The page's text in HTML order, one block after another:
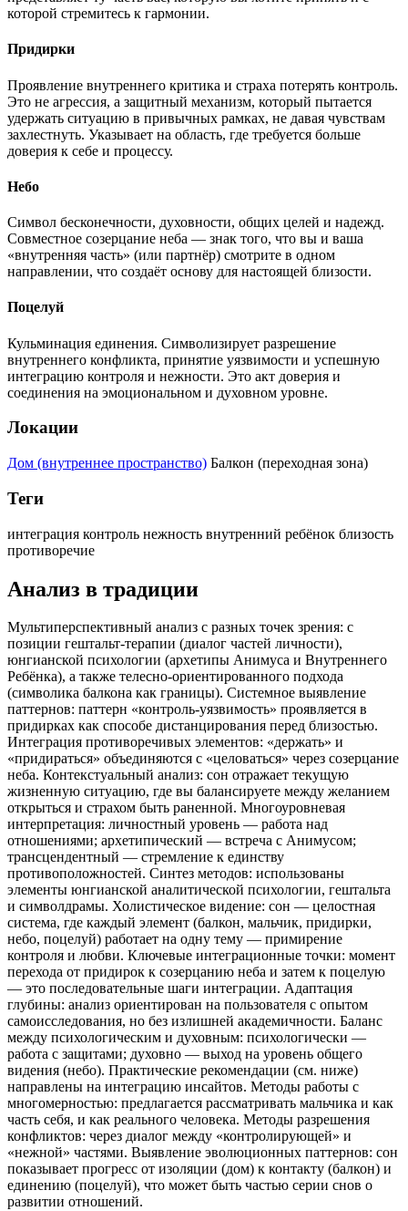
которой стремитесь к гармонии.
Придирки
Проявление внутреннего критика и страха потерять контроль.
Это не агрессия, а защитный механизм, который пытается
удержать ситуацию в привычных рамках, не давая чувствам
захлестнуть. Указывает на область, где требуется больше
доверия к себе и процессу.
Небо
Символ бесконечности, духовности, общих целей и надежд.
Совместное созерцание неба — знак того, что вы и ваша
«внутренняя часть» (или партнёр) смотрите в одном
направлении, что создаёт основу для настоящей близости.
Поцелуй
Кульминация единения. Символизирует разрешение
внутреннего конфликта, принятие уязвимости и успешную
интеграцию контроля и нежности. Это акт доверия и
соединения на эмоциональном и духовном уровне.
Локации
Дом (внутреннее пространство) Балкон (переходная зона)
Теги
интеграция контроль нежность внутренний ребёнок близость
противоречие
Анализ в традиции
Мультиперспективный анализ с разных точек зрения: с
позиции гештальт-терапии (диалог частей личности),
юнгианской психологии (архетипы Анимуса и Внутреннего
Ребёнка), а также телесно-ориентированного подхода
(символика балкона как границы). Системное выявление
паттернов: паттерн «контроль-уязвимость» проявляется в
придирках как способе дистанцирования перед близостью.
Интеграция противоречивых элементов: «держать» и
«придираться» объединяются с «целоваться» через созерцание
неба. Контекстуальный анализ: сон отражает текущую
жизненную ситуацию, где вы балансируете между желанием
открыться и страхом быть раненной. Многоуровневая
интерпретация: личностный уровень — работа над
отношениями; архетипический — встреча с Анимусом;
трансцендентный — стремление к единству
противоположностей. Синтез методов: использованы
элементы юнгианской аналитической психологии, гештальта
и символдрамы. Холистическое видение: сон — целостная
система, где каждый элемент (балкон, мальчик, придирки,
небо, поцелуй) работает на одну тему — примирение
контроля и любви. Ключевые интеграционные точки: момент
перехода от придирок к созерцанию неба и затем к поцелую
— это последовательные шаги интеграции. Адаптация
глубины: анализ ориентирован на пользователя с опытом
самоисследования, но без излишней академичности. Баланс
между психологическим и духовным: психологически —
работа с защитами; духовно — выход на уровень общего
видения (небо). Практические рекомендации (см. ниже)
направлены на интеграцию инсайтов. Методы работы с
многомерностью: предлагается рассматривать мальчика и как
часть себя, и как реального человека. Методы разрешения
конфликтов: через диалог между «контролирующей» и
«нежной» частями. Выявление эволюционных паттернов: сон
показывает прогресс от изоляции (дом) к контакту (балкон) и
единению (поцелуй), что может быть частью серии снов о
развитии отношений.